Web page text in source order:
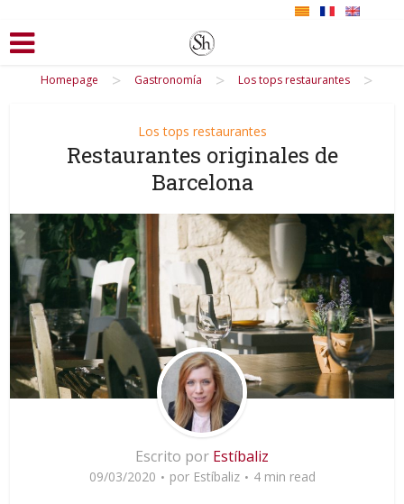
Homepage > Gastronomía > Los tops restaurantes >
Los tops restaurantes
Restaurantes originales de
Barcelona
Escrito por Estíbaliz
09/03/2020 por Estíbaliz 4 min read